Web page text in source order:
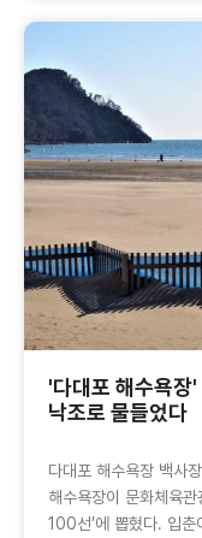
'다대포 해수욕장
낙조로 물들었다
다대포 해수욕장 백사
해수욕장이 문화체육
100선’에 뽑혔다. 입